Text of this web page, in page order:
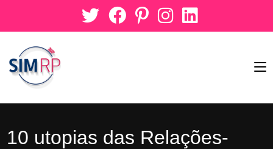
10 utopias das Relações-